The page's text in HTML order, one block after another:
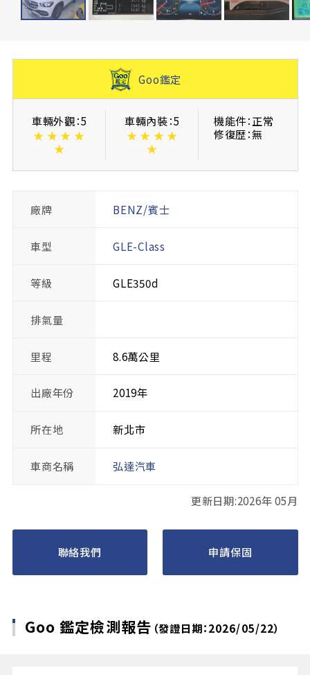
Goo鑑定
車輛外觀：5
★ ★ ★ ★
★
車輛內裝：5
★ ★ ★ ★
★
機能件：正常
修復歴：無
廠牌 BENZ/賓士
車型 GLE-Class
等級 GLE350d
排氣量
里程 8.6萬公里
出廠年份 2019年
所在地 新北市
車商名稱 弘達汽車
更新日期:2026年 05月
聯絡我們 申請保固
Goo 鑑定檢測報告 （發證日期：2026/05/22）